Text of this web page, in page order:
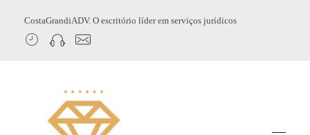
CostaGrandiADV. O escritório líder em serviços jurídicos